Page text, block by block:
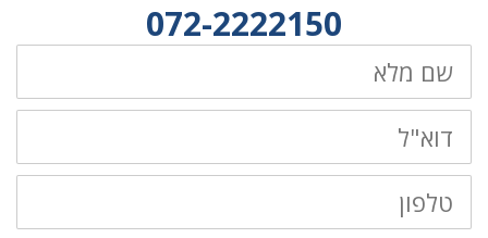
072-2222150
שם
מלא
דוא"ל
טלפון